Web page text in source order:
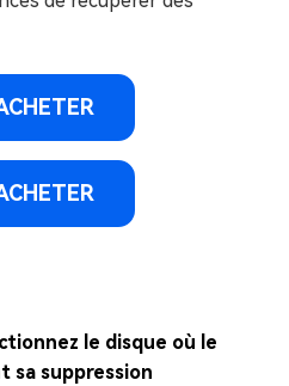
le disque où le
sa suppression